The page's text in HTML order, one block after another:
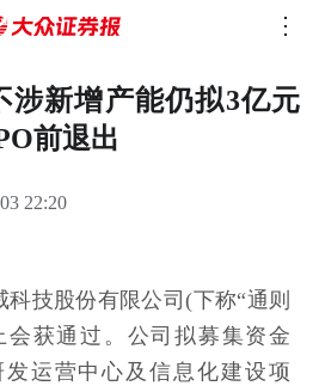
涉新增产能仍拟3亿元
前退出
22:20
技股份有限公司(下称“通则
会获通过。公司拟募集资金
发运营中心及信息化建设项